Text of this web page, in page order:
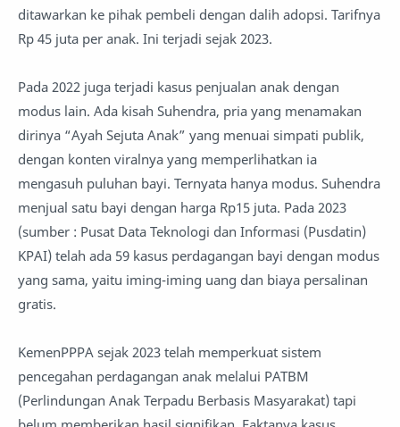
ditawarkan ke pihak pembeli dengan dalih adopsi. Tarifnya
Rp 45 juta per anak. Ini terjadi sejak 2023.
Pada 2022 juga terjadi kasus penjualan anak dengan
modus lain. Ada kisah Suhendra, pria yang menamakan
dirinya “Ayah Sejuta Anak” yang menuai simpati publik,
dengan konten viralnya yang memperlihatkan ia
mengasuh puluhan bayi. Ternyata hanya modus. Suhendra
menjual satu bayi dengan harga Rp15 juta. Pada 2023
(sumber : Pusat Data Teknologi dan Informasi (Pusdatin)
KPAI) telah ada 59 kasus perdagangan bayi dengan modus
yang sama, yaitu iming-iming uang dan biaya persalinan
gratis.
KemenPPPA sejak 2023 telah memperkuat sistem
pencegahan perdagangan anak melalui PATBM
(Perlindungan Anak Terpadu Berbasis Masyarakat) tapi